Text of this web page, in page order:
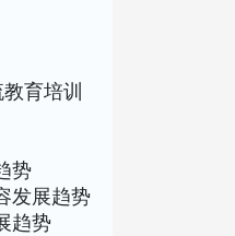
育培训
势
发展趋势
趋势